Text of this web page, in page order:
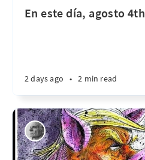
En este día, agosto 4th
2 days ago • 2 min read